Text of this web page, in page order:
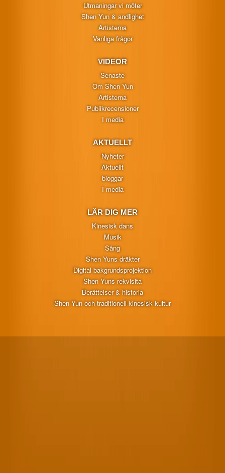
Utmaningar vi möter
Shen Yun & andlighet
Artisterna
Vanliga frågor
VIDEOR
Senaste
Om Shen Yun
Artisterna
Publikrecensioner
I media
AKTUELLT
Nyheter
Aktuellt
bloggar
I media
LÄR DIG MER
Kinesisk dans
Musik
Sång
Shen Yuns dräkter
Digital bakgrundsprojektion
Shen Yuns rekvisita
Berättelser & historia
Shen Yun och traditionell kinesisk kultur